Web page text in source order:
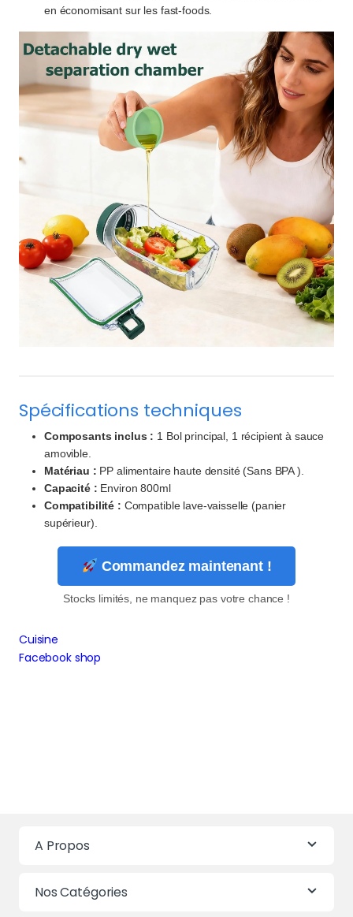
en économisant sur les fast-foods.
Spécifications techniques
Composants inclus : 1 Bol principal, 1 récipient à sauce
amovible.
Matériau : PP alimentaire haute densité (Sans BPA ).
Capacité : Environ 800ml
Compatibilité : Compatible lave-vaisselle (panier
supérieur).
Commandez maintenant !
Stocks limités, ne manquez pas votre chance !
Cuisine
Facebook shop
A Propos
Nos Catégories